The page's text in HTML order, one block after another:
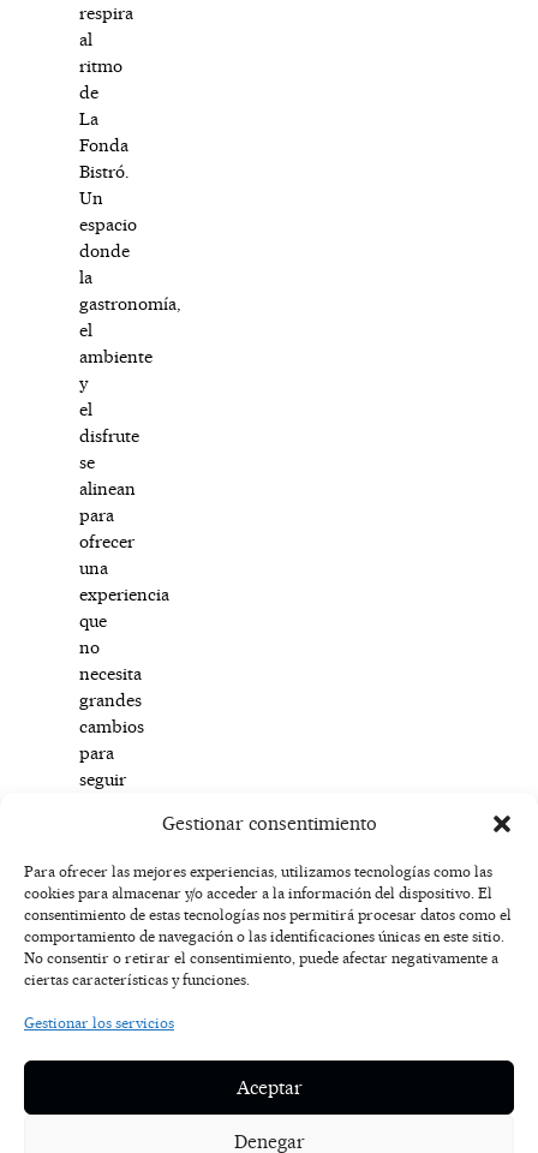
Gestionar consentimiento
Para ofrecer las mejores experiencias, utilizamos tecnologías como las
cookies para almacenar y/o acceder a la información del dispositivo. El
consentimiento de estas tecnologías nos permitirá procesar datos como el
comportamiento de navegación o las identificaciones únicas en este sitio.
No consentir o retirar el consentimiento, puede afectar negativamente a
ciertas características y funciones.
Gestionar los servicios
Aceptar
Denegar
respira
al
ritmo
de
La
Fonda
Bistró.
Un
espacio
donde
la
gastronomía,
el
ambiente
y
el
disfrute
se
alinean
para
ofrecer
una
experiencia
que
no
necesita
grandes
cambios
para
seguir
imprescindible.
F
a
c
e
-
f
I
n
s
t
m
X
-
t
w
r
Y
o
u
t
T
i
k
t
AVISO
POLÍTICA DE